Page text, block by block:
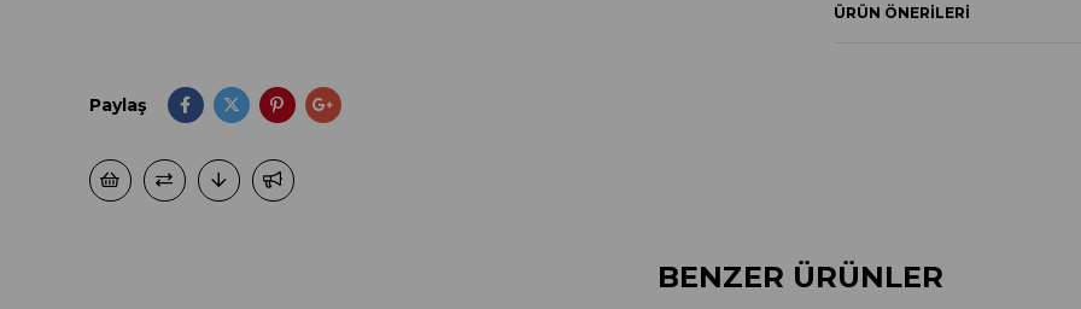
Paylaş
ÜRÜN ÖNERILERI
BENZER ÜRÜNLER